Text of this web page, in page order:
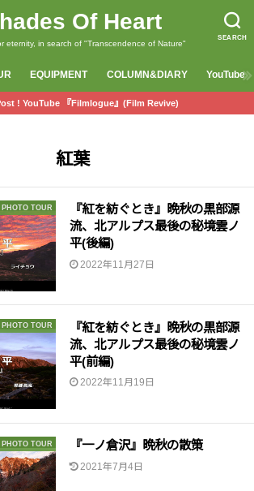
SEARCH
Of Heart
eternity, in search of "Transcendence of Nature"
EQUIPMENT COLUMN&DIARY YouTube
! YouTube 『Filmlogue』(Film Revive)
紅葉
PHOTO TOUR
『紅を紡ぐとき』晩秋の黒部源
流、北アルプス最後の秘境雲ノ
平(後編)
2022年11月27日
PHOTO TOUR
『紅を紡ぐとき』晩秋の黒部源
流、北アルプス最後の秘境雲ノ
平(前編)
2022年11月19日
PHOTO TOUR 『一ノ倉沢』晩秋の散策
2021年7月4日